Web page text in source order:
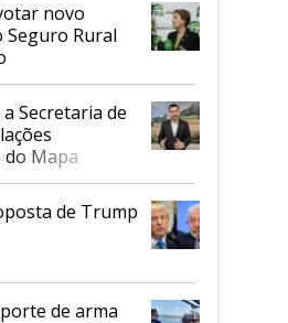
novo
Seguro Rural
Secretaria de
Mapa
de Trump
de arma